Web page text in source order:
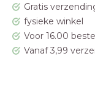
Gratis
fysieke winkel
Voor 16.00
Vanaf 3,99